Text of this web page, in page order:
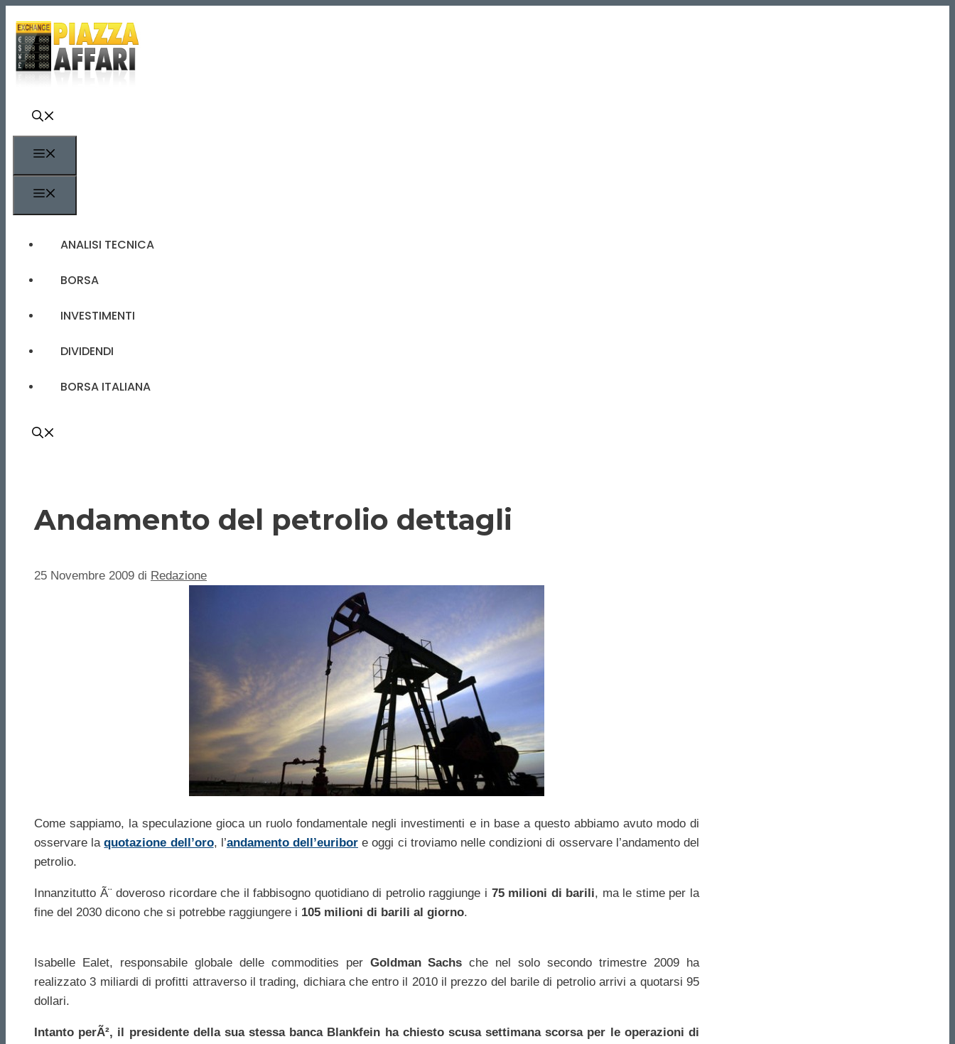
contenuto
ANALISI TECNICA
BORSA
INVESTIMENTI
DIVIDENDI
BORSA ITALIANA
Andamento del petrolio dettagli
25 Novembre 2009 di Redazione
Come sappiamo, la speculazione gioca un ruolo fondamentale negli investimenti e in base a questo abbiamo avuto modo di
osservare laquotazione dell’oro, l’andamento dell’euribor e oggi ci troviamo nelle condizioni di osservare l’andamento del
petrolio.
Innanzitutto Ã¨ doveroso ricordare che il fabbisogno quotidiano di petrolio raggiunge i 75 milioni di barili, ma le stime per la
fine del 2030 dicono che si potrebbe raggiungere i 105 milioni di barili al giorno.
Isabelle Ealet, responsabile globale delle commodities per Goldman Sachs che nel solo secondo trimestre 2009 ha
realizzato 3 miliardi di profitti attraverso il trading, dichiara che entro il 2010 il prezzo del barile di petrolio arrivi a quotarsi 95
dollari.
Intanto perÃ², il presidente della sua stessa banca Blankfein ha chiesto scusa settimana scorsa per le operazioni di